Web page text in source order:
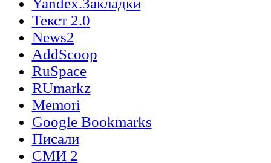
Текст 2.0
News2
AddScoop
RuSpace
RUmarkz
Memori
Google Bookmarks
Писали
СМИ 2